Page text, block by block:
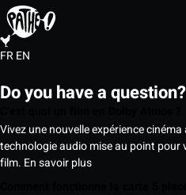
FREN
Do you have a question?
Vivez une nouvelle expérience
technologie audio mise au point
film. En savoir plus